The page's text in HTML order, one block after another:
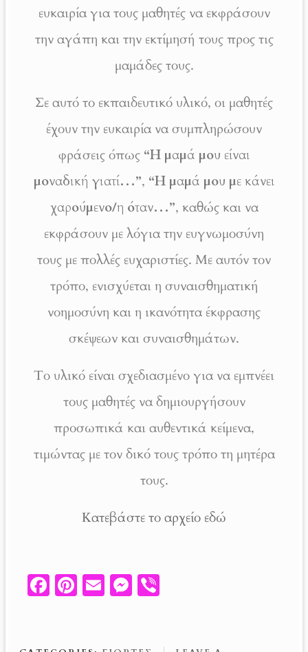
ευκαιρία για τους μαθητές να εκφράσουν
την αγάπη και την εκτίμησή τους προς τις
μαμάδες τους.
Σε αυτό το εκπαιδευτικό υλικό, οι μαθητές
έχουν την ευκαιρία να συμπληρώσουν
φράσεις όπως “Η μαμά μου είναι
μοναδική γιατί…”, “Η μαμά μου με κάνει
χαρούμενο/η όταν…”, καθώς και να
εκφράσουν με λόγια την ευγνωμοσύνη
τους με πολλές ευχαριστίες. Με αυτόν τον
τρόπο, ενισχύεται η συναισθηματική
νοημοσύνη και η ικανότητα έκφρασης
σκέψεων και συναισθημάτων.
Το υλικό είναι σχεδιασμένο για να εμπνέει
τους μαθητές να δημιουργήσουν
προσωπικά και αυθεντικά κείμενα,
τιμώντας με τον δικό τους τρόπο τη μητέρα
τους.
Κατεβάστε το αρχείο εδώ
Fa Pi E M